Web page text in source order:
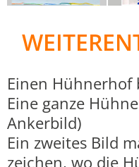
Einen Hühnerhof
Eine ganze
Ankerbild)
Ein zweites Bild
zeichen, wo die